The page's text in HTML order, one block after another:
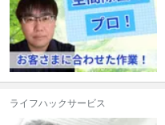
ライフハックサービス